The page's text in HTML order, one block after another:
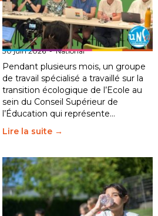
Transition écologique de
l’éducation : l’UNSA Éducation
fait bouger les lignes
30 juin 2026-National
Pendant plusieurs mois, un groupe
de travail spécialisé a travaillé sur la
transition écologique de l’Ecole au
sein du Conseil Supérieur de
l’Éducation qui représente…
Lire la suite →